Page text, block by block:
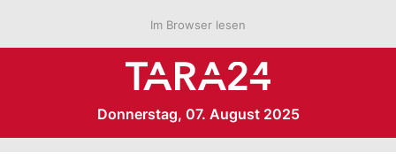
Im Browser lesen
Donnerstag, 07. August 2025